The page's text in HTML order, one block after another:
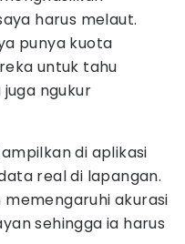
harus melaut.
punya kuota
untuk tahu
ngukur
di aplikasi
real di lapangan.
akurasi
sehingga ia harus